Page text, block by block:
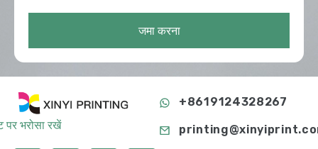
जमा करना
पर भरोसा रखें
+8619124328267